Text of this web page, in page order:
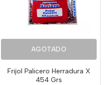
AGOTADO
Frijol Palicero Herradura X
454 Grs